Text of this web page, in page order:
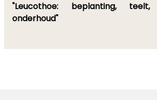
"Leucothoe: beplanting,
onderhoud"